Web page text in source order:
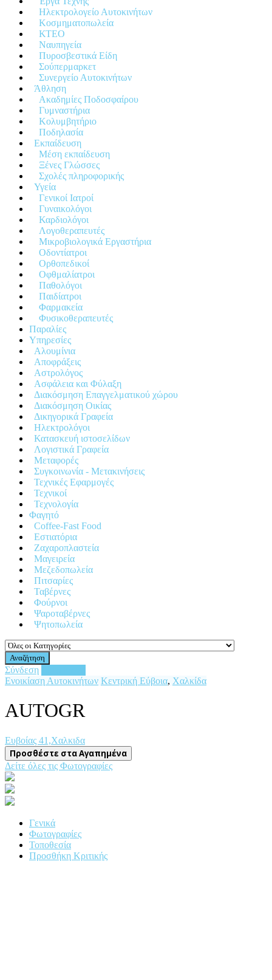
Ηλεκτρολογείο Αυτοκινήτων
Κοσμηματοπωλεία
ΚΤΕΟ
Ναυπηγεία
Πυροσβεστικά Είδη
Σούπερμαρκετ
Συνεργείο Αυτοκινήτων
Άθληση
Ακαδημίες Ποδοσφαίρου
Γυμναστήρια
Κολυμβητήριο
Ποδηλασία
Εκπαίδευση
Μέση εκπαίδευση
Ξένες Γλώσσες
Σχολές πληροφορικής
Υγεία
Γενικοί Ιατροί
Γυναικολόγοι
Καρδιολόγοι
Λογοθεραπευτές
Μικροβιολογικά Εργαστήρια
Οδοντίατροι
Ορθοπεδικοί
Οφθμαλίατροι
Παθολόγοι
Παιδίατροι
Φαρμακεία
Φυσικοθεραπευτές
Παραλίες
Υπηρεσίες
Αλουμίνια
Αποφράξεις
Αστρολόγος
Ασφάλεια και Φύλαξη
Διακόσμηση Επαγγελματικού χώρου
Διακόσμηση Οικίας
Δικηγορικά Γραφεία
Ηλεκτρολόγοι
Κατασκευή ιστοσελίδων
Λογιστικά Γραφεία
Μεταφορές
Συγκοινωνία - Μετακινήσεις
Τεχνικές Εφαρμογές
Τεχνικοί
Τεχνολογία
Φαγητό
Coffee-Fast Food
Εστιατόρια
Ζαχαροπλαστεία
Μαγειρεία
Μεζεδοπωλεία
Πιτσαρίες
Ταβέρνες
Φούρνοι
Ψαροταβέρνες
Ψητοπωλεία
Αναζήτηση
Σύνδεση
Ενοικίαση Αυτοκινήτων Κεντρική Εύβοια, Χαλκίδα
AUTOGR
Ευβοίας 41,Χαλκιδα
Προσθέστε στα Αγαπημένα
Δείτε όλες τις Φωτογραφίες
Γενικά
Φωτογραφίες
Τοποθεσία
Προσθήκη Κριτικής